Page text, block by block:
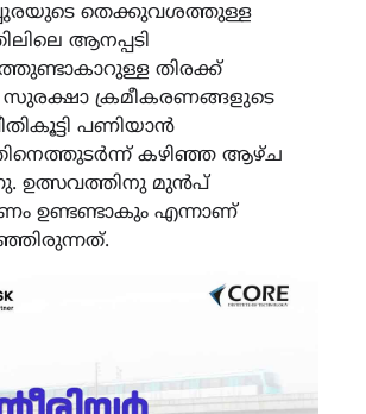
തെക്കുവശത്തുള്ള
ആനപ്പടി
തിരക്ക്‌
സുരക്ഷാ ക്രമീകരണങ്ങളുടെ
പണിയാൻ
കഴിഞ്ഞ ആഴ്ച
ഉത്സവത്തിനു മുൻപ്
ഉണ്ടണ്ടാകും എന്നാണ്